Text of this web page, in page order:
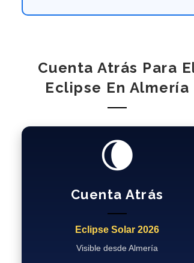
Cuenta Atrás Para
Eclipse En Almería
🌘
Cuenta Atrás
Eclipse Solar 2026
Visible desde Almería